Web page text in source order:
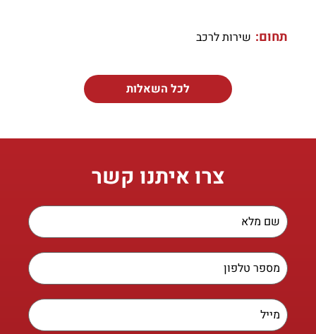
תחום: שירות לרכב
לכל השאלות
צרו איתנו קשר